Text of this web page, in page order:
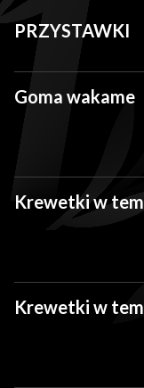
PRZYSTAWKI
Goma wakame
Krewetki w
Krewetki w